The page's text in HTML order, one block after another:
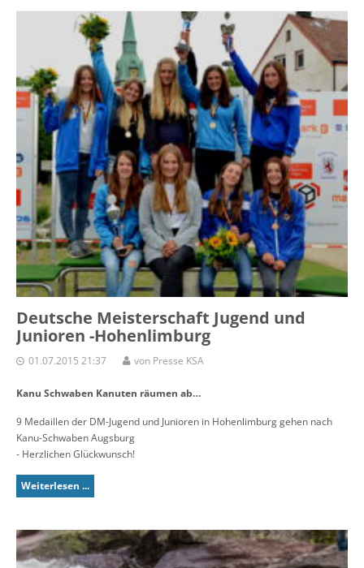
Deutsche Meisterschaft Jugend und
Junioren -Hohenlimburg
01.07.2015 21:37 von Presse KSA
Kanu Schwaben Kanuten räumen ab…
9 Medaillen der DM-Jugend und Junioren in Hohenlimburg gehen nach
Kanu-Schwaben Augsburg
- Herzlichen Glückwunsch!
Weiterlesen ...